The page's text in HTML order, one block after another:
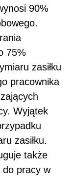
90%
75%
zasiłku
pracownika
Wyjątek
zasiłku.
także
do pracy w